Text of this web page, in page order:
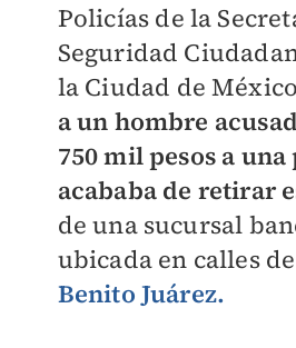
Policías de la
Seguridad
la Ciudad de México
a un hombre
750 mil pesos a
acababa de retirar
de una sucursal
ubicada en calles
Benito Juárez.